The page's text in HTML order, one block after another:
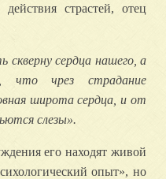
страстей, отец
скверну сердца нашего,а
что чрез
страдание
широта сердца ,и от
слезы».
его находят живой
опыт», но